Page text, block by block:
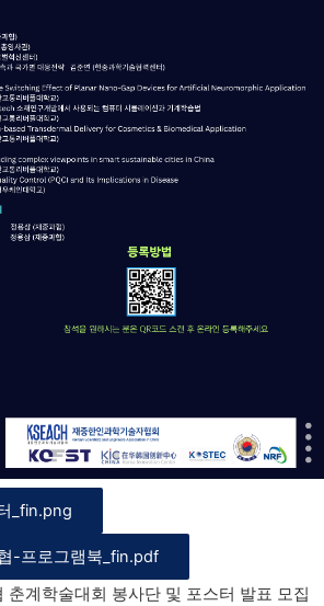
_fin.png
-프로그램북_fin.pdf
계학술대회 봉사단 및 포스터 발표 모집